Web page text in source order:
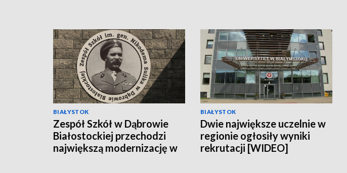
BIAŁYSTOK
Zespół Szkół w Dąbrowie
Białostockiej przechodzi
największą modernizację w
BIAŁYSTOK
Dwie największe uczelnie w
regionie ogłosiły wyniki
rekrutacji [WIDEO]